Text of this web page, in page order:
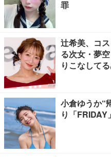
罪
辻希美、コ
る次女・夢
りこなして
小倉ゆうか“
り「FRIDAY